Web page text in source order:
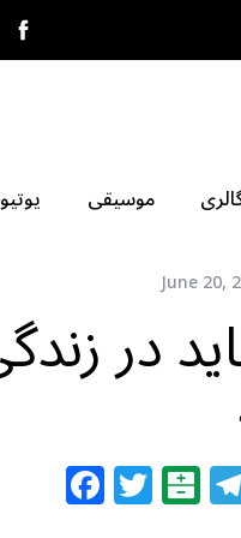
موسیقی
June 20,
در
F T B